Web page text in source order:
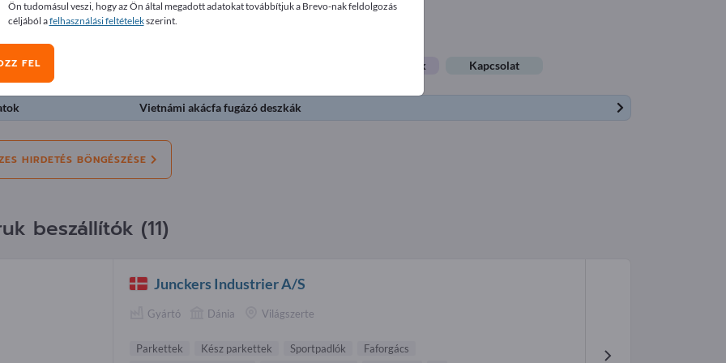
Állásajánlatok Kapcsolat
Vietnámi akácfa fugázó deszkák
HIRDETÉS BÖNGÉSZÉSE
beszállítók (11)
Junckers Industrier A/S
Gyártó Dánia Világszerte
Parkettek Kész parkettek Sportpadlók
Faforgács
Ön tudomásul veszi, hogy az Ön által megadott adatokat továbbítjuk a Brevo-nak feldolgozás
céljából afelhasználási feltételekszerint.
FEL